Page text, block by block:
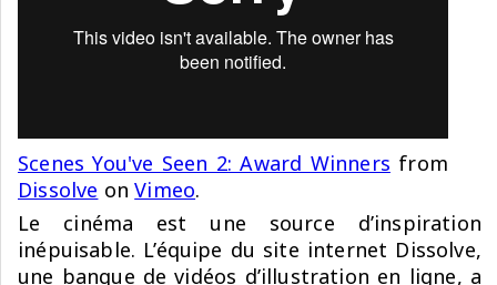
Scenes You've Seen 2: Award Winners from
Dissolve onVimeo.
Le cinéma est une source d’inspiration
inépuisable. L’équipe du site internet Dissolve,
une banque de vidéos d’illustration en ligne, a